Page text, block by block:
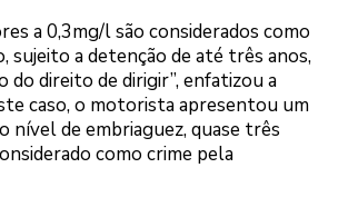
a 0,3mg/l são considerados como
sujeito a detenção de até três anos,
do direito de dirigir”, enfatizou a
caso, o motorista apresentou um
nível de embriaguez, quase três
como crime pela